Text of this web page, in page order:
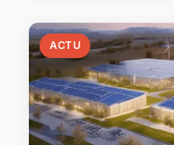
ACTU